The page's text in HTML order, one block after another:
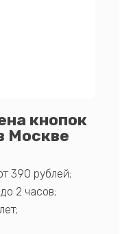
кнопок
Москве
390 рублей;
2 часов;